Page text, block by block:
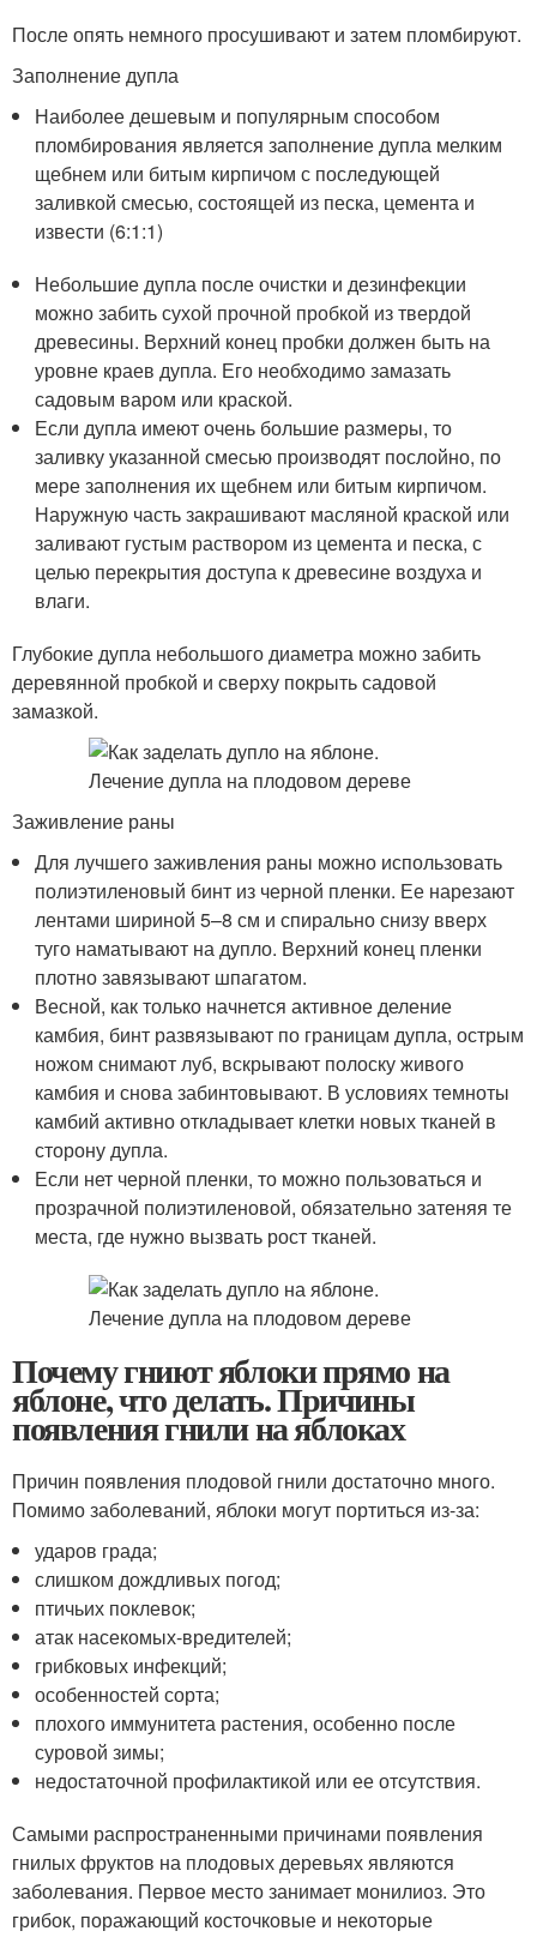
После опять немного просушивают и затем пломбируют.
Заполнение дупла
Наиболее дешевым и популярным способом
пломбирования является заполнение дупла мелким
щебнем или битым кирпичом с последующей
заливкой смесью, состоящей из песка, цемента и
извести (6:1:1)
Небольшие дупла после очистки и дезинфекции
можно забить сухой прочной пробкой из твердой
древесины. Верхний конец пробки должен быть на
уровне краев дупла. Его необходимо замазать
садовым варом или краской.
Если дупла имеют очень большие размеры, то
заливку указанной смесью производят послойно, по
мере заполнения их щебнем или битым кирпичом.
Наружную часть закрашивают масляной краской или
заливают густым раствором из цемента и песка, с
целью перекрытия доступа к древесине возду­ха и
влаги.
Глубокие дупла небольшого диаметра можно забить
деревянной пробкой и сверху покрыть садовой
замазкой.
Заживление раны
Для лучшего заживления раны можно использовать
полиэтиленовый бинт из черной пленки. Ее нарезают
лентами шириной 5–8 см и спирально снизу вверх
туго наматывают на дупло. Верхний конец пленки
плотно завязывают шпагатом.
Весной, как только начнется активное деление
камбия, бинт развязывают по границам дупла, острым
ножом снимают луб, вскрывают полоску живого
камбия и снова забинтовывают. В условиях темноты
камбий активно откладывает клетки новых тканей в
сторону дупла.
Если нет черной пленки, то можно пользоваться и
прозрачной полиэтиленовой, обязательно затеняя те
места, где нужно вызвать рост тканей.
Почему гниют яблоки прямо на
яблоне, что делать. Причины
появления гнили на яблоках
Причин появления плодовой гнили достаточно много.
Помимо заболеваний, яблоки могут портиться из-за:
ударов града;
слишком дождливых погод;
птичьих поклевок;
атак насекомых-вредителей;
грибковых инфекций;
особенностей сорта;
плохого иммунитета растения, особенно после
суровой зимы;
недостаточной профилактикой или ее отсутствия.
Самыми распространенными причинами появления
гнилых фруктов на плодовых деревьях являются
заболевания. Первое место занимает монилиоз. Это
грибок, поражающий косточковые и некоторые